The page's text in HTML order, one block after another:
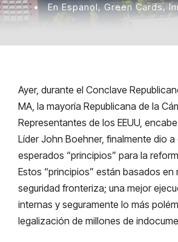
•
En Espanol, Green Cards,
Ayer, durante el Conclave
MA, la mayoría Republicana de la
Representantes de los EEUU,
Líder John Boehner, finalmente dio
esperados “principios” para la
Estos “principios” están basados en
seguridad fronteriza; una mejor
internas y seguramente lo más
legalización de millones de